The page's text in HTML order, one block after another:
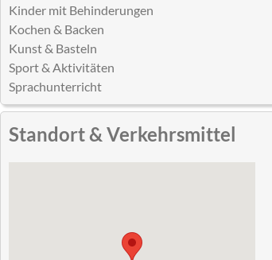
Kinder mit Behinderungen
Kochen & Backen
Kunst & Basteln
Sport & Aktivitäten
Sprachunterricht
Standort & Verkehrsmittel